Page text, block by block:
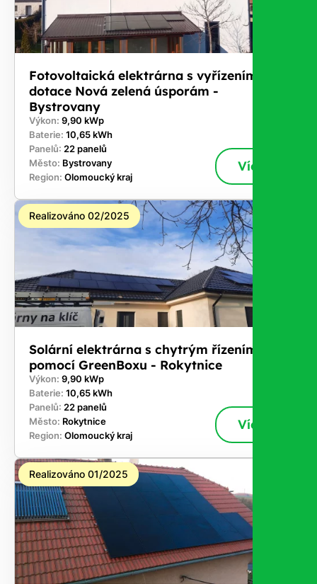
Fotovoltaická elektrárna s vyřízením
dotace Nová zelená úsporám -
Bystrovany
Výkon: 9,90 kWp
Baterie: 10,65 kWh
Panelů: 22 panelů
Město: Bystrovany
Region: Olomoucký kraj
Více
Realizováno 02/2025
Solární elektrárna s chytrým řízením
pomocí GreenBoxu - Rokytnice
Výkon: 9,90 kWp
Baterie: 10,65 kWh
Panelů: 22 panelů
Město: Rokytnice
Region: Olomoucký kraj
Více
Realizováno 01/2025